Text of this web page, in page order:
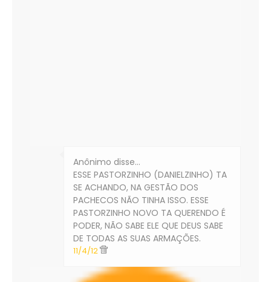
Anônimo disse…
ESSE PASTORZINHO (DANIELZINHO) TA
SE ACHANDO, NA GESTÃO DOS
PACHECOS NÃO TINHA ISSO. ESSE
PASTORZINHO NOVO TA QUERENDO É
PODER, NÃO SABE ELE QUE DEUS SABE
DE TODAS AS SUAS ARMAÇÕES.
11/4/12